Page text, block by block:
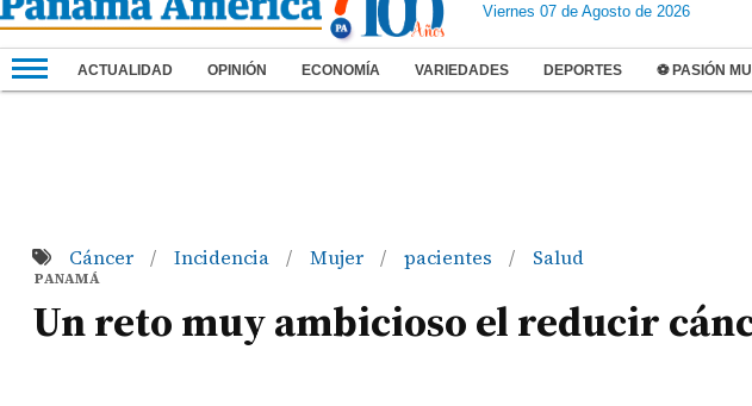
Viernes 07 de Agosto de 2026
ACTUALIDAD OPINIÓN ECONOMÍA VARIEDADES DEPORTES ⚽ PASIÓN
Cáncer / Incidencia / Mujer / pacientes / Salud
PANAMÁ
Un reto muy ambicioso el reducir